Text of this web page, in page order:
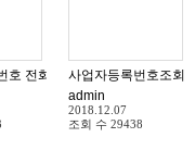
호 전화번호
admin
2018.12.07
조회 수 29438